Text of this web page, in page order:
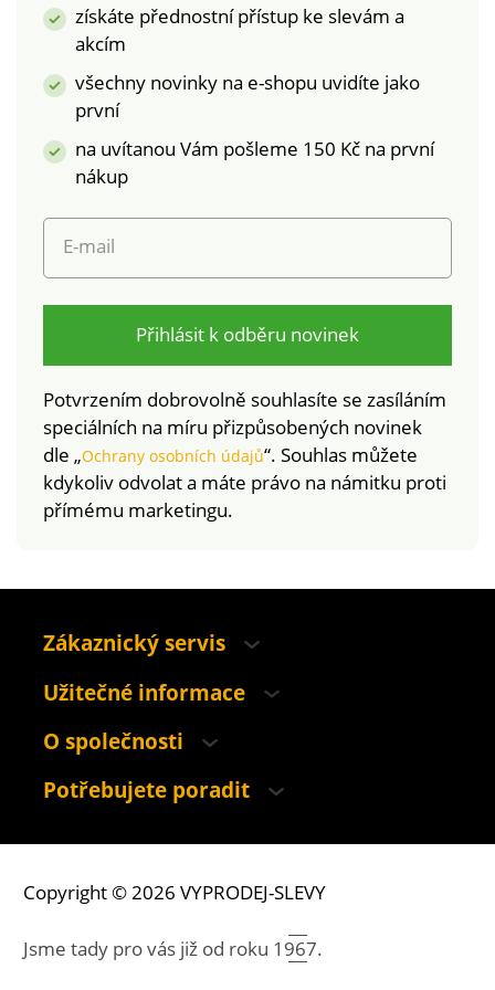
získáte přednostní přístup ke slevám a
akcím
všechny novinky na e-shopu uvidíte jako
první
na uvítanou Vám pošleme 150 Kč na první
nákup
E-mail
Přihlásit k odběru novinek
Potvrzením dobrovolně souhlasíte se zasíláním
speciálních na míru přizpůsobených novinek
dle „Ochrany osobních údajů“. Souhlas můžete
kdykoliv odvolat a máte právo na námitku proti
přímému marketingu.
Zákaznický servis
Užitečné informace
O společnosti
Potřebujete poradit
Copyright © 2026 VYPRODEJ-SLEVY
Jsme tady pro vás již od roku 1967.